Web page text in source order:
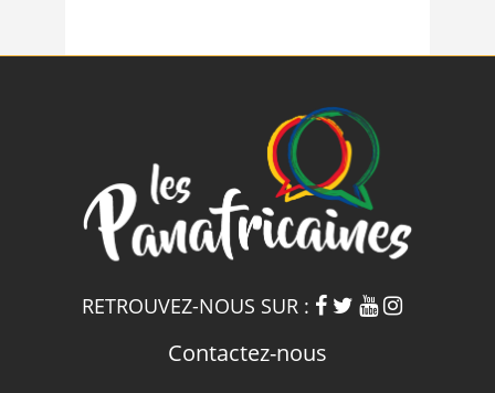
RETROUVEZ-NOUS SUR :
Contactez-nous